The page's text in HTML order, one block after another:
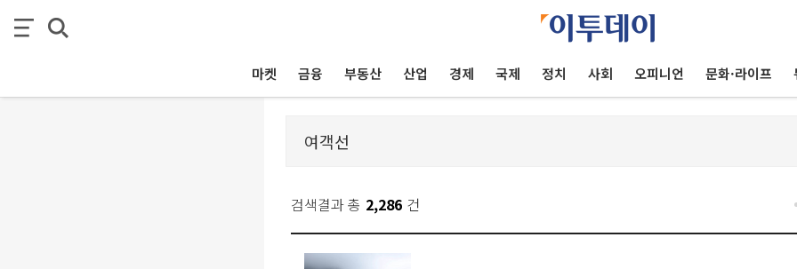
마켓 금융 부동산 산업 경제 국제 정치 사회 오피니언 문화·라이프
검색결과 총 2,286 건